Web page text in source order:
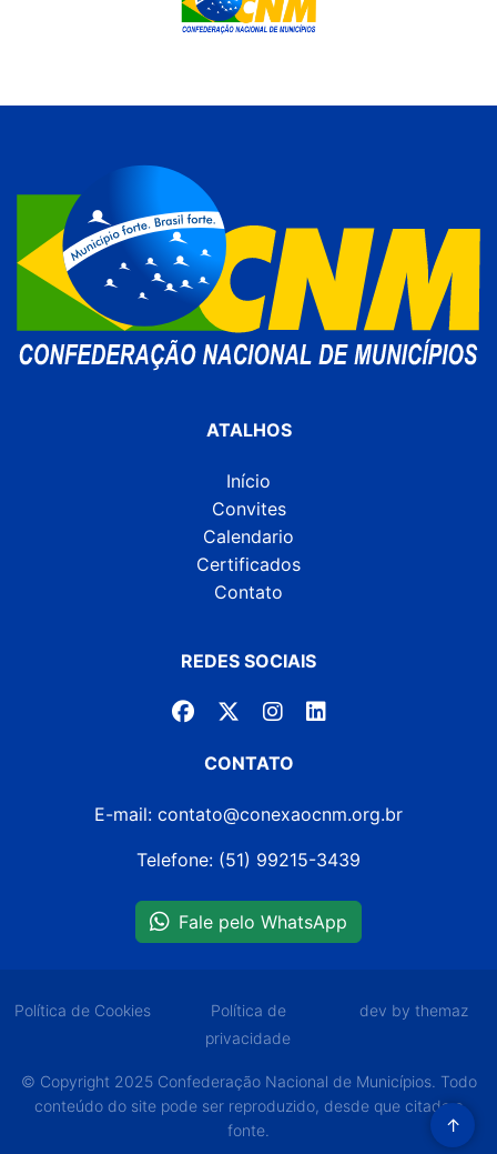
ATALHOS
Início
Convites
Calendario
Certificados
Contato
REDES SOCIAIS
CONTATO
E-mail: contato@conexaocnm.org.br
Telefone: (51) 99215-3439
Fale pelo WhatsApp
Política de Cookies
Política de
privacidade
dev by themaz
© Copyright 2025 Confederação Nacional de Municípios. Todo
conteúdo do site pode ser reproduzido, desde que citada a
fonte.
↑